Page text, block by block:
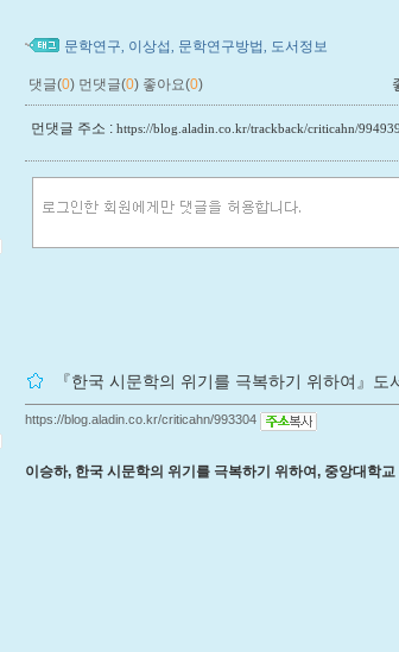
문학연구, 이상섭, 문학연구방법, 도서정보
댓글(0) 먼댓글(0) 좋아요(0)
먼댓글 주소 : https://blog.aladin.co.kr/trackback/criticahn/994939
『한국 시문학의 위기를 극복하기 위하여』도
https://blog.aladin.co.kr/criticahn/993304
이승하, 한국 시문학의 위기를 극복하기 위하여, 중앙대학